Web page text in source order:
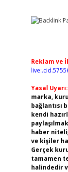
Reklam ve
Yasal Uyarı:
marka,
bağlantısı
kendi
haber
ve kişiler
Gerçek
tamamen
halindedir